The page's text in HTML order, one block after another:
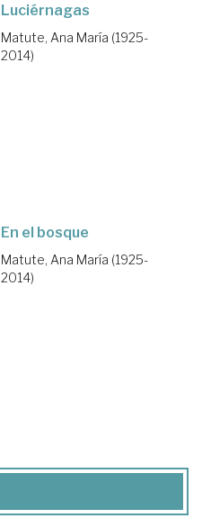
Luciérnagas
Matute, Ana María (1925-
2014)
En el bosque
Matute, Ana María (1925-
2014)